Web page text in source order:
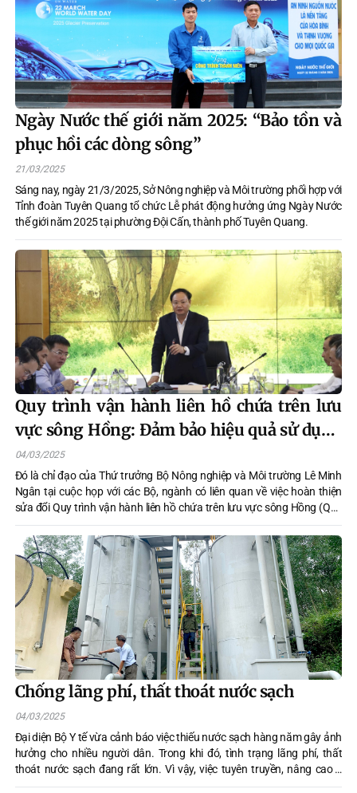
Ngày Nước thế giới năm 2025: “Bảo tồn và
phục hồi các dòng sông”
21/03/2025
Sáng nay, ngày 21/3/2025, Sở Nông nghiệp và Môi trường phối hợp với
Tỉnh đoàn Tuyên Quang tổ chức Lễ phát động hưởng ứng Ngày Nước
thế giới năm 2025 tại phường Đội Cấn, thành phố Tuyên Quang.
Quy trình vận hành liên hồ chứa trên lưu
vực sông Hồng: Đảm bảo hiệu quả sử dụng
nước, hài hòa lợi ích các bên
04/03/2025
Đó là chỉ đạo của Thứ trưởng Bộ Nông nghiệp và Môi trường Lê Minh
Ngân tại cuộc họp với các Bộ, ngành có liên quan về việc hoàn thiện
sửa đổi Quy trình vận hành liên hồ chứa trên lưu vực sông Hồng (Quy
trình 740) và Phương án điều tiết hồ chứa trên lưu vực sông Hồng năm
2025 phục vụ tháo dỡ đê quây và thi công khu vực kênh vào cửa lấy
nước Dự án nhà máy thủy điện Hòa Bình mở rộng diễn ra vào chiều
ngày 3/3, tại Hà Nội.
Chống lãng phí, thất thoát nước sạch
04/03/2025
Đại diện Bộ Y tế vừa cảnh báo việc thiếu nước sạch hàng năm gây ảnh
hưởng cho nhiều người dân. Trong khi đó, tình trạng lãng phí, thất
thoát nước sạch đang rất lớn. Vì vậy, việc tuyên truyền, nâng cao ý
thức của người dân để không lãng phí nước sạch luôn cần sự chung